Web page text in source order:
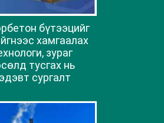
бүтээцийг
хамгаалах
зураг
тусгах нь
сургалт